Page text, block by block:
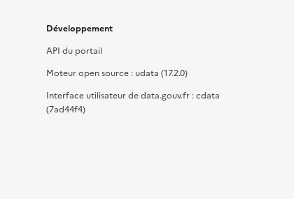
Développement
API du portail
Moteur open source : udata (17.2.0)
Interface utilisateur de data.gouv.fr : cdata
(7ad44f4)